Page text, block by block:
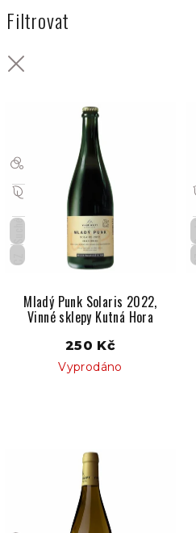
Filtrovat
s
p
r
o
CZ
Suché
Mladý Punk Solaris 2022,
Vinné sklepy Kutná Hora
250 Kč
Vyprodáno